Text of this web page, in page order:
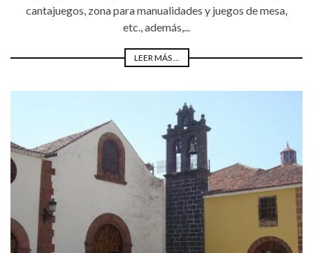
cantajuegos, zona para manualidades y juegos de mesa,
etc., además,...
LEER MÁS ...